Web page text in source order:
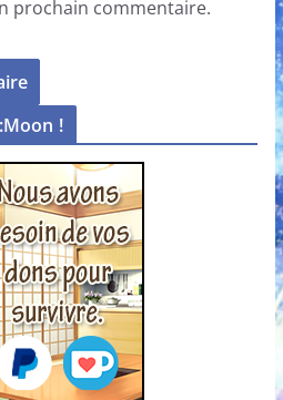
prochain commentaire.
!